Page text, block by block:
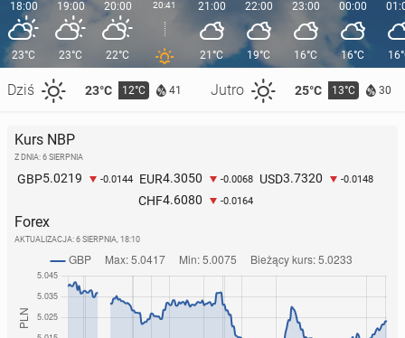
18:00
23°C
Dziś 23°C 12°C 41 Jutro 25°C 13°C 30
19:00
23°C
20:00
22°C
20:41 21:00
21°C
22:00
19°C
23:00
16°C
00:00
16°C
Kurs NBP
Z DNIA: 6 SIERPNIA
GBP5.0219 -0.0144 EUR4.3050 -0.0068 USD3.7320 -0.0148
CHF4.6080 -0.0164
Forex
AKTUALIZACJA: 6 SIERPNIA, 18:10